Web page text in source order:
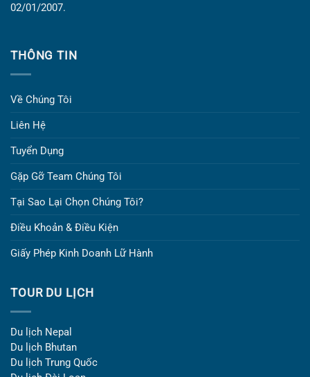
02/01/2007.
THÔNG TIN
Về Chúng Tôi
Liên Hệ
Tuyển Dụng
Gặp Gỡ Team Chúng Tôi
Tại Sao Lại Chọn Chúng Tôi?
Điều Khoản & Điều Kiện
Giấy Phép Kinh Doanh Lữ Hành
TOUR DU LỊCH
Du lịch Nepal
Du lịch Bhutan
Du lịch Trung Quốc